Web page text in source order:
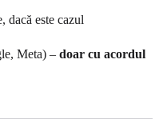
dacă este cazul
Meta) – doar cu acordul